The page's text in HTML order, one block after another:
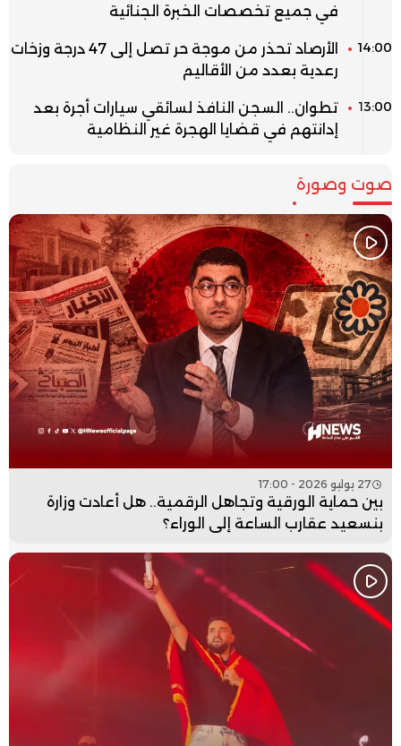
في جميع تخصصات الخبرة الجنائية
14:00
الأرصاد تحذر من موجة حر تصل إلى 47 درجة وزخات
رعدية بعدد من الأقاليم
13:00
تطوان.. السجن النافذ لسائقي سيارات أجرة بعد
إدانتهم في قضايا الهجرة غير النظامية
صوت وصورة
27 يوليو 2026 - 17:00
بين حماية الورقية وتجاهل الرقمية.. هل أعادت وزارة
بنسعيد عقارب الساعة إلى الوراء؟